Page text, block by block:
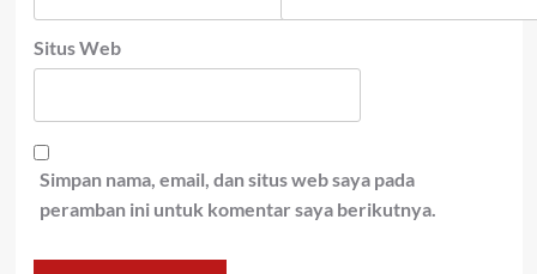
Situs Web
Simpan nama, email, dan situs web saya pada
peramban ini untuk komentar saya berikutnya.